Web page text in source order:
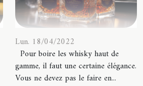
Lun. 18/04/2022
Pour boire les whisky haut de
gamme, il faut une certaine élégance.
Vous ne devez pas le faire en...